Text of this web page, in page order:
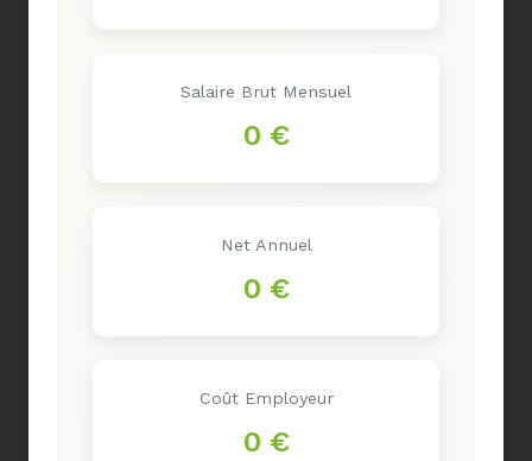
Salaire Brut Mensuel
0 €
Net Annuel
0 €
Coût Employeur
0 €